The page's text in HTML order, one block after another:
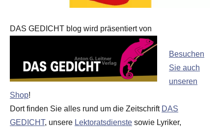
DAS GEDICHT blog wird präsentiert von
Besuchen
Sie auch
unseren
Shop!
Dort finden Sie alles rund um die Zeitschrift DAS
GEDICHT, unsere Lektoratsdienste sowie Lyriker,